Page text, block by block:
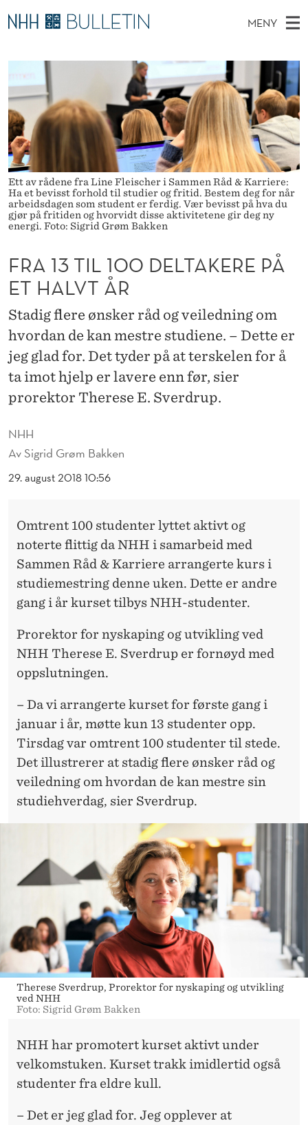
F
R
A
3
T
L
0
D
E
L
T
A
E
R
MENY
O
V
E
D
M
E
N
Y
Ø
N
E
T
T
S
T
E
D
E
T
Stipendiater og nye forskerprofiler
Disputaser
Ekspertutvalg
Om Bulletin
Ett av rådene fra Line Fleischer i Sammen Råd & Karriere:
Ha et bevisst forhold til studier og fritid. Bestem deg for når
arbeidsdagen som student er ferdig. Vær bevisst på hva du
gjør på fritiden og hvorvidt disse aktivitetene gir deg ny
energi. Foto: Sigrid Grøm Bakken
NHH
AvSigrid Grøm Bakken
29. august 2018 10:56
FRA 13 TIL 100 DELTAKERE PÅ
ET HALVT ÅR
Stadig flere ønsker råd og veiledning om
hvordan de kan mestre studiene. – Dette er
jeg glad for. Det tyder på at terskelen for å
ta imot hjelp er lavere enn før, sier
prorektor Therese E. Sverdrup.
Omtrent 100 studenter lyttet aktivt og
noterte flittig da NHH i samarbeid med
Sammen Råd & Karriere arrangerte kurs i
studiemestring denne uken. Dette er andre
gang i år kurset tilbys NHH-studenter.
Prorektor for nyskaping og utvikling ved
NHH Therese E. Sverdrup er fornøyd med
oppslutningen.
– Da vi arrangerte kurset for første gang i
januar i år, møtte kun 13 studenter opp.
Tirsdag var omtrent 100 studenter til stede.
Det illustrerer at stadig flere ønsker råd og
veiledning om hvordan de kan mestre sin
studiehverdag, sier Sverdrup.
Therese Sverdrup, Prorektor for nyskaping og utvikling
ved NHH
Foto: Sigrid Grøm Bakken
NHH har promotert kurset aktivt under
velkomstuken. Kurset trakk imidlertid også
studenter fra eldre kull.
– Det er jeg glad for. Jeg opplever at